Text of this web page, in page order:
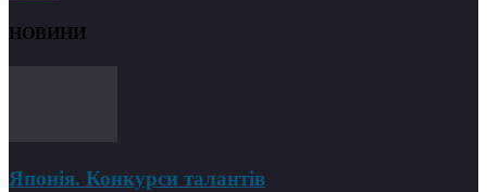
НОВИНИ
Японія. Конкурси талантів